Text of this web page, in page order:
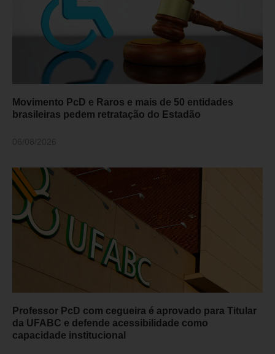
Movimento PcD e Raros e mais de 50 entidades
brasileiras pedem retratação do Estadão
Professor PcD com cegueira é aprovado para Titular
da UFABC e defende acessibilidade como
capacidade institucional